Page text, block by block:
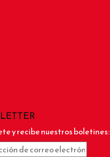
y recibe nuestros boletines: